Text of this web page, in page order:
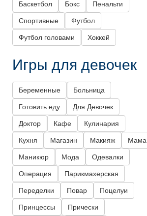
Баскетбол Бокс Пенальти
Спортивные Футбол
Футбол головами Хоккей
Игры для девочек
Беременные Больница
Готовить еду Для Девочек
Доктор Кафе Кулинария
Кухня Магазин Макияж Мама
Маникюр Мода Одевалки
Операция Парикмахерская
Переделки Повар Поцелуи
Принцессы Прически